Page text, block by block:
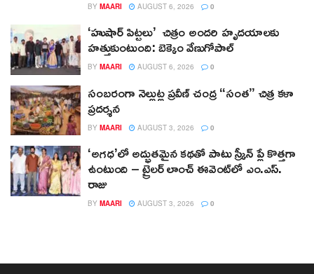
BY MAARI AUGUST 6, 2026 0
‘హుషార్‌ పిట్టలు’ చిత్రం అందరి హృదయాలకు
హత్తుకుంటుంది: బెక్కెం వేణుగోపాల్‌
BY MAARI AUGUST 6, 2026 0
సంబరంగా నెల్లుట్ల ప్రవీణ్ చంద్ర “సంత” చిత్ర కళా
ప్రదర్శన
BY MAARI AUGUST 3, 2026 0
‘అగధ’లో అద్భుతమైన కథతో పాటు స్క్రీన్ ప్లే కొత్తగా
ఉంటుంది – ట్రైలర్ లాంచ్ ఈవెంట్‌లో ఎం.ఎస్.
రాజు
BY MAARI AUGUST 3, 2026 0